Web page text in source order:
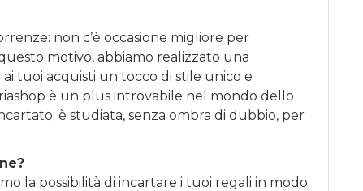
non c’è occasione migliore per
motivo, abbiamo realizzato una
tuoi acquisti un tocco di stile unico e
è un plus introvabile nel mondo dello
è studiata, senza ombra di dubbio, per
la possibilità di incartare i tuoi regali in modo